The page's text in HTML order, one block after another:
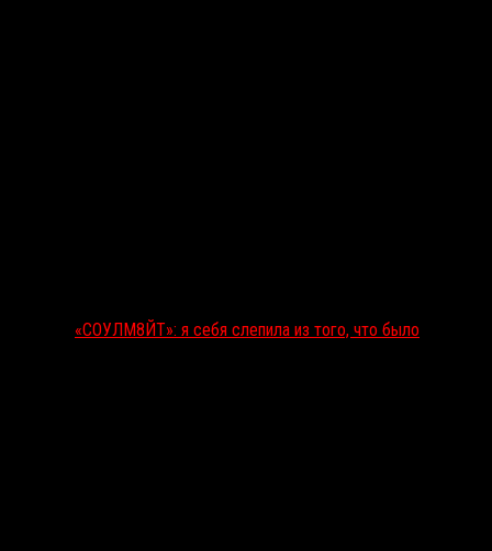
«СОУЛМ8ЙТ»: я себя слепила из того, что было